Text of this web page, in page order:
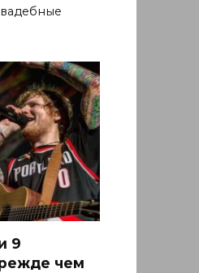
9
чем